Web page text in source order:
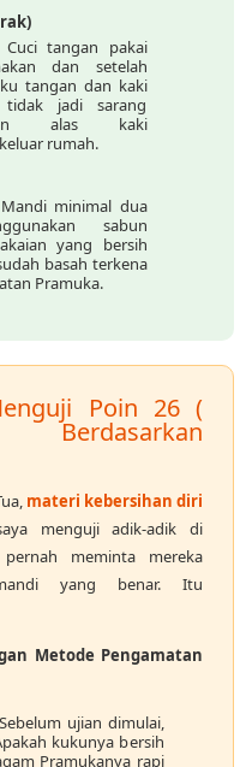
Cuci tangan pakai
dan setelah
tangan dan kaki
jadi sarang
alas kaki
rumah.
Mandi minimal dua
sabun
yang bersih
basah terkena
Pramuka.
Poin 26 (
materi kebersihan diri
menguji adik-adik di
meminta mereka
yang benar. Itu
Metode Pengamatan
Sebelum ujian dimulai,
kukunya bersih
Pramukanya rapi